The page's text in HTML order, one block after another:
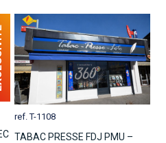
ref. T-1108
TABAC PRESSE FDJ PMU –